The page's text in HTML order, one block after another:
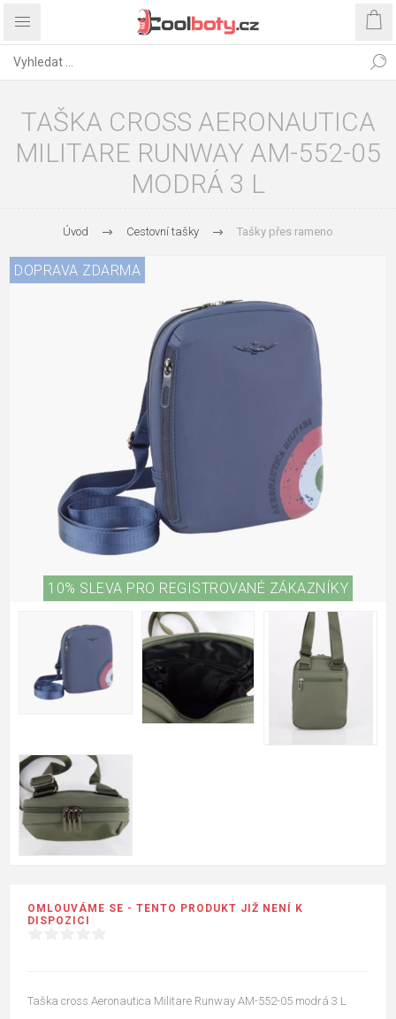
TAŠKA CROSS AERONAUTICA
MILITARE RUNWAY AM-552-05
MODRÁ 3 L
Úvod Cestovní tašky Tašky přes rameno
DOPRAVA ZDARMA
10% SLEVA PRO REGISTROVANÉ ZÁKAZNÍKY
OMLOUVÁME SE - TENTO PRODUKT JIŽ NENÍ K
DISPOZICI
Taška cross Aeronautica Militare Runway AM-552-05 modrá 3 L